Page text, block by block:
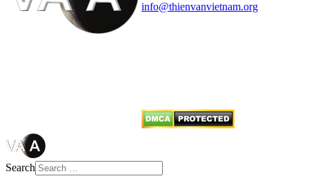
info@thienvanvietnam.org
Search